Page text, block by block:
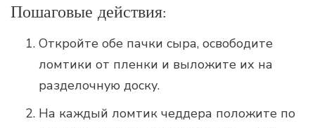
Пошаговые действия:
Откройте обе пачки сыра, освободите
ломтики от пленки и выложите их на
разделочную доску.
На каждый ломтик чеддера положите по